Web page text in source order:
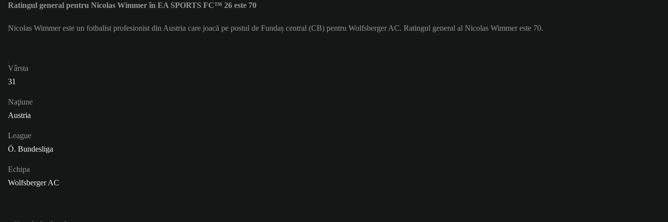
Ratingul general pentru Nicolas Wimmer în EA SPORTS FC™ 26 este 70
Nicolas Wimmer este un fotbalist profesionist din Austria care joacă pe postul de Fundaș central (CB) pentru Wolfsberger AC. Ratingul general al Nicolas Wimmer este 70.
Vârsta
31
Naţiune
Austria
League
Ö. Bundesliga
Echipa
Wolfsberger AC